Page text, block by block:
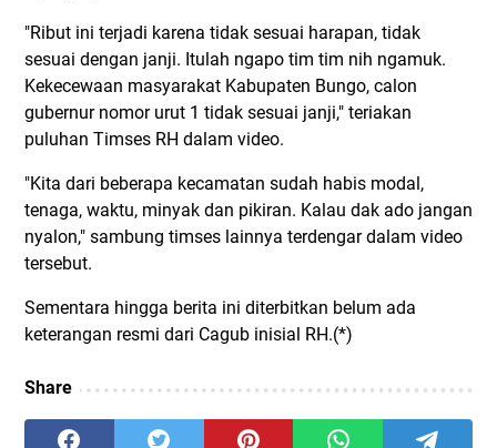
"Ribut ini terjadi karena tidak sesuai harapan, tidak
sesuai dengan janji. Itulah ngapo tim tim nih ngamuk.
Kekecewaan masyarakat Kabupaten Bungo, calon
gubernur nomor urut 1 tidak sesuai janji," teriakan
puluhan Timses RH dalam video.
"Kita dari beberapa kecamatan sudah habis modal,
tenaga, waktu, minyak dan pikiran. Kalau dak ado jangan
nyalon," sambung timses lainnya terdengar dalam video
tersebut.
Sementara hingga berita ini diterbitkan belum ada
keterangan resmi dari Cagub inisial RH.(*)
Share